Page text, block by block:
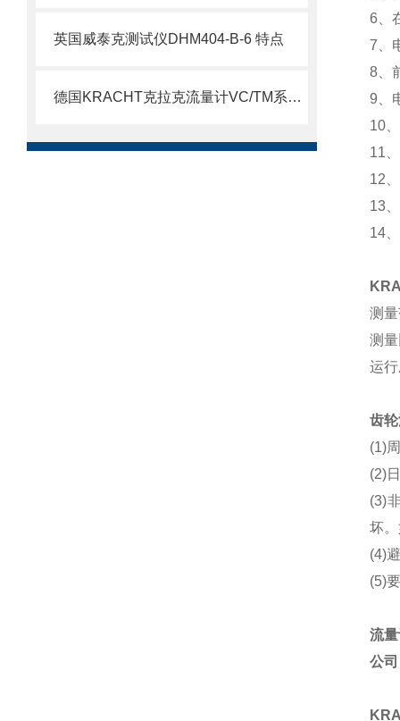
英国威泰克测试仪DHM404-B-6 特点
德国KRACHT克拉克流量计VC/TM系列说明
6、
7、
8、
9、
10
11
12
13
14
测
测
运
齿
(1)
(2)
(3)
坏
(4)
(5)
流
公